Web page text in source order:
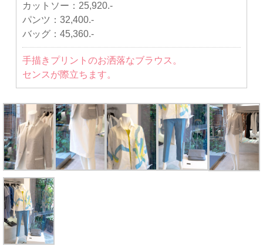
カットソー： 25,920.-
パンツ： 32,400.-
バッグ： 45,360.-
手描きプリントのお洒落なブラウス。
センスが際立ちます。